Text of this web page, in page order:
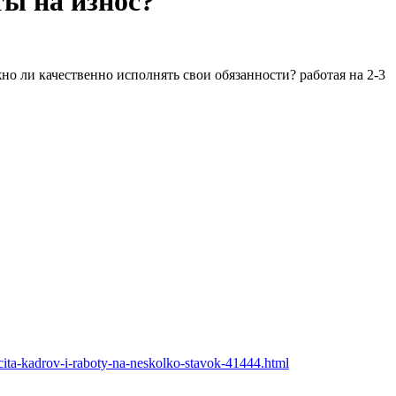
качественно исполнять свои обязанности? работая на 2-3
kadrov-i-raboty-na-neskolko-stavok-41444.html